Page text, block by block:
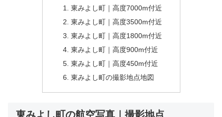
東みよし町｜高度7000m付近
東みよし町｜高度3500m付近
東みよし町｜高度1800m付近
東みよし町｜高度900m付近
東みよし町｜高度450m付近
東みよし町の撮影地点地図
東みよし町の航空写真｜撮影地点